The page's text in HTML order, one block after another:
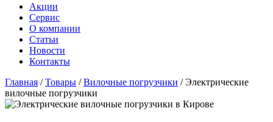
Акции
Сервис
О компании
Статьи
Новости
Контакты
Главная /Товары /Вилочные погрузчики /Электрические
вилочные погрузчики